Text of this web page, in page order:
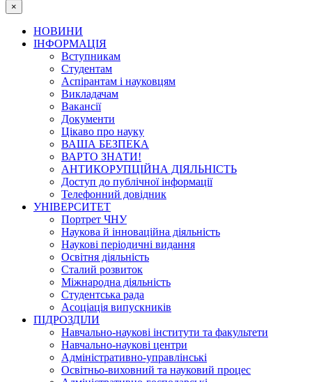
×
НОВИНИ
ІНФОРМАЦІЯ
Вступникам
Студентам
Аспірантам і науковцям
Викладачам
Вакансії
Документи
Цікаво про науку
ВАША БЕЗПЕКА
ВАРТО ЗНАТИ!
АНТИКОРУПЦІЙНА ДІЯЛЬНІСТЬ
Доступ до публічної інформації
Телефонний довідник
УНІВЕРСИТЕТ
Портрет ЧНУ
Наукова й інноваційна діяльність
Наукові періодичні видання
Освітня діяльність
Сталий розвиток
Міжнародна діяльність
Студентська рада
Асоціація випускників
ПІДРОЗДІЛИ
Навчально-наукові інститути та факультети
Навчально-наукові центри
Адміністративно-управлінські
Освітньо-виховний та науковий процес